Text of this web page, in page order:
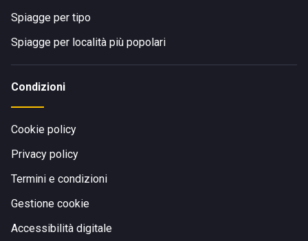
Spiagge per tipo
Spiagge per località più popolari
Condizioni
Cookie policy
Privacy policy
Termini e condizioni
Gestione cookie
Accessibilità digitale